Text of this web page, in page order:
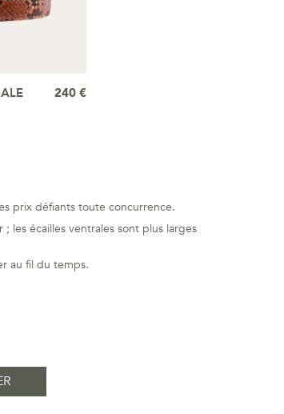
240 €
prix défiants toute concurrence.
les écailles ventrales sont plus larges
au fil du temps.